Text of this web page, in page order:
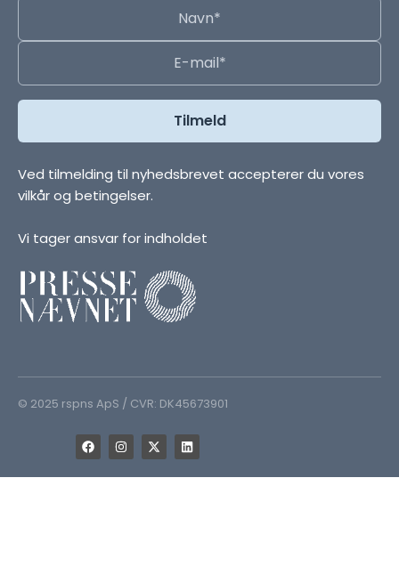
Ved tilmelding til nyhedsbrevet accepterer du vores
vilkår og betingelser.
Vi tager ansvar for indholdet
© 2025 rspns ApS / CVR: DK45673901